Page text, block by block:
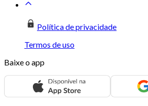
Política de privacidade
Termos de uso
Baixe o app